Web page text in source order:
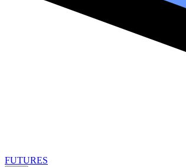
FUTURES